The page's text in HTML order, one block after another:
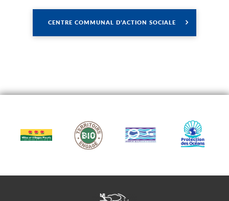
CENTRE COMMUNAL D’ACTION SOCIALE